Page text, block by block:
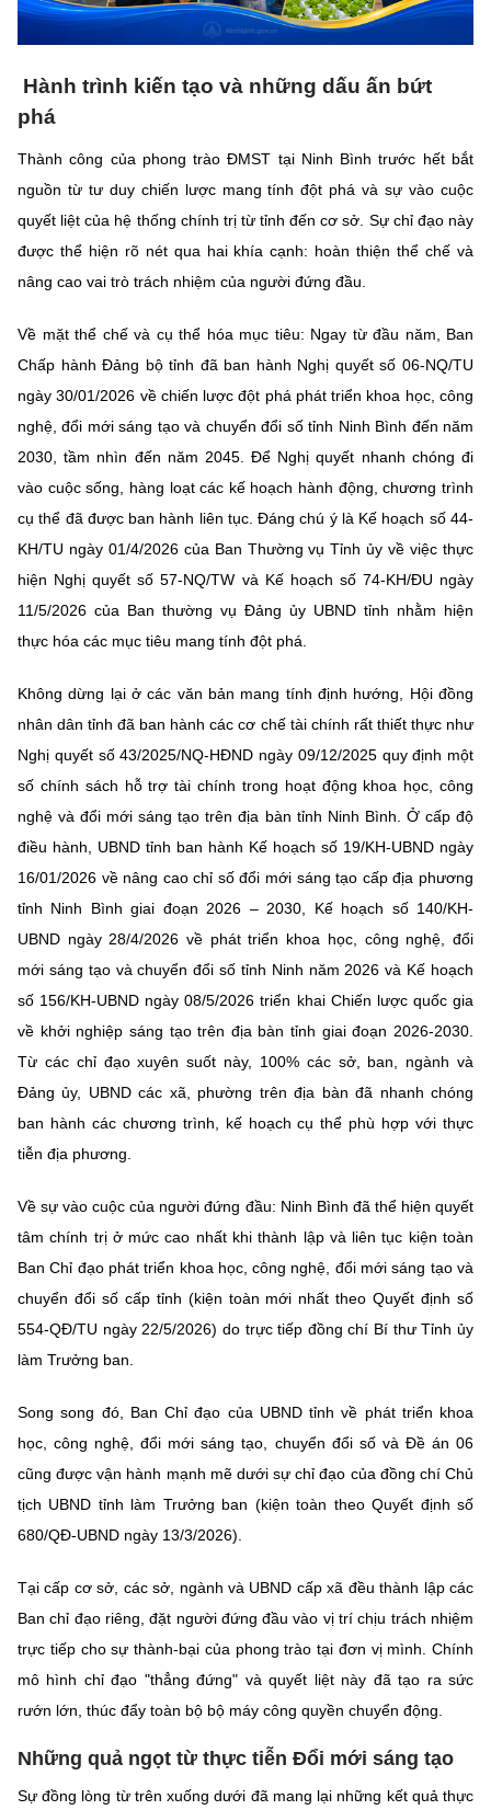
BỘ KHOA HỌC VÀ CÔNG NGHỆ
MINISTRY OF SCIENCE AND TECHNOLOGY
Điều khoản sử dụng Theo dõi MST: Góp ý
Chịu trách nhiệm nội dung: Nguyễn Thị Hải Hằng
Giám đốc Trung tâm Truyền thông Khoa học và Công nghệ.
Liên hệ
Địa chỉ: Ban Biên tập Cổng TTĐT - 18 Nguyễn Du, TP. Hà Nội
Email:
(Ghi rõ nguồn "https://mst.gov.vn" khi phát hành lại thông tin từ
website này)
Hành trình kiến tạo và những dấu ấn bứt
phá
Thành công của phong trào ĐMST tại Ninh Bình trước hết bắt
nguồn từ tư duy chiến lược mang tính đột phá và sự vào cuộc
quyết liệt của hệ thống chính trị từ tỉnh đến cơ sở. Sự chỉ đạo này
được thể hiện rõ nét qua hai khía cạnh: hoàn thiện thể chế và
nâng cao vai trò trách nhiệm của người đứng đầu.
Về mặt thể chế và cụ thể hóa mục tiêu: Ngay từ đầu năm, Ban
Chấp hành Đảng bộ tỉnh đã ban hành Nghị quyết số 06-NQ/TU
ngày 30/01/2026 về chiến lược đột phá phát triển khoa học, công
nghệ, đổi mới sáng tạo và chuyển đổi số tỉnh Ninh Bình đến năm
2030, tầm nhìn đến năm 2045. Để Nghị quyết nhanh chóng đi
vào cuộc sống, hàng loạt các kế hoạch hành động, chương trình
cụ thể đã được ban hành liên tục. Đáng chú ý là Kế hoạch số 44-
KH/TU ngày 01/4/2026 của Ban Thường vụ Tỉnh ủy về việc thực
hiện Nghị quyết số 57-NQ/TW và Kế hoạch số 74-KH/ĐU ngày
11/5/2026 của Ban thường vụ Đảng ủy UBND tỉnh nhằm hiện
thực hóa các mục tiêu mang tính đột phá.
Không dừng lại ở các văn bản mang tính định hướng, Hội đồng
nhân dân tỉnh đã ban hành các cơ chế tài chính rất thiết thực như
Nghị quyết số 43/2025/NQ-HĐND ngày 09/12/2025 quy định một
số chính sách hỗ trợ tài chính trong hoạt động khoa học, công
nghệ và đổi mới sáng tạo trên địa bàn tỉnh Ninh Bình. Ở cấp độ
điều hành, UBND tỉnh ban hành Kế hoạch số 19/KH-UBND ngày
16/01/2026 về nâng cao chỉ số đổi mới sáng tạo cấp địa phương
tỉnh Ninh Bình giai đoạn 2026 – 2030, Kế hoạch số 140/KH-
UBND ngày 28/4/2026 về phát triển khoa học, công nghệ, đổi
mới sáng tạo và chuyển đổi số tỉnh Ninh năm 2026 và Kế hoạch
số 156/KH-UBND ngày 08/5/2026 triển khai Chiến lược quốc gia
về khởi nghiệp sáng tạo trên địa bàn tỉnh giai đoạn 2026-2030.
Từ các chỉ đạo xuyên suốt này, 100% các sở, ban, ngành và
Đảng ủy, UBND các xã, phường trên địa bàn đã nhanh chóng
ban hành các chương trình, kế hoạch cụ thể phù hợp với thực
tiễn địa phương.
Về sự vào cuộc của người đứng đầu: Ninh Bình đã thể hiện quyết
tâm chính trị ở mức cao nhất khi thành lập và liên tục kiện toàn
Ban Chỉ đạo phát triển khoa học, công nghệ, đổi mới sáng tạo và
chuyển đổi số cấp tỉnh (kiện toàn mới nhất theo Quyết định số
554-QĐ/TU ngày 22/5/2026) do trực tiếp đồng chí Bí thư Tỉnh ủy
làm Trưởng ban.
Song song đó, Ban Chỉ đạo của UBND tỉnh về phát triển khoa
học, công nghệ, đổi mới sáng tạo, chuyển đổi số và Đề án 06
cũng được vận hành mạnh mẽ dưới sự chỉ đạo của đồng chí Chủ
tịch UBND tỉnh làm Trưởng ban (kiện toàn theo Quyết định số
680/QĐ-UBND ngày 13/3/2026).
Tại cấp cơ sở, các sở, ngành và UBND cấp xã đều thành lập các
Ban chỉ đạo riêng, đặt người đứng đầu vào vị trí chịu trách nhiệm
trực tiếp cho sự thành-bại của phong trào tại đơn vị mình. Chính
mô hình chỉ đạo "thẳng đứng" và quyết liệt này đã tạo ra sức
rướn lớn, thúc đẩy toàn bộ bộ máy công quyền chuyển động.
Những quả ngọt từ thực tiễn Đổi mới sáng tạo
Sự đồng lòng từ trên xuống dưới đã mang lại những kết quả thực